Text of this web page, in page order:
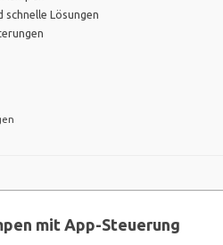
Lösungen
mit App-Steuerung